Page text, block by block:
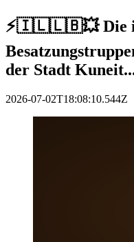
⚡️🇮🇱🇱🇧💥 Die
der Stadt
2026-07-02T18:08:10.544Z